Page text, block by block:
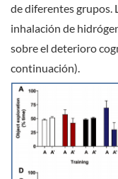
de diferentes grupos.
inhalación de
sobre el deterioro
continuación).